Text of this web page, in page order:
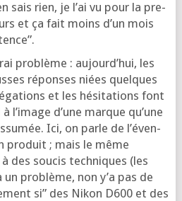
sais rien, je l’ai vu pour la pre­
et ça fait moins d’un mois
pro­blème : aujourd’­hui, les
réponses niées quelques
et les hési­ta­tions font
l’i­mage d’une marque qu’une
Ici, on parle de l’é­ven­
pro­duit ; mais le même
des sou­cis tech­niques (les
un pro­blème, non y’a pas de
si” des Nikon D600 et des